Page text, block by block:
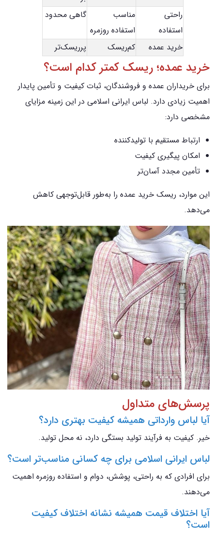
راحتی
استفاده
مناسب
استفاده روزمره
گاهی محدود
خرید عمده کم‌ریسک پرریسک‌تر
خرید عمده؛ ریسک کمتر کدام است؟
برای خریداران عمده و فروشندگان، ثبات کیفیت و تأمین پایدار
اهمیت زیادی دارد. لباس ایرانی اسلامی در این زمینه مزایای
مشخصی دارد:
ارتباط مستقیم با تولیدکننده
امکان پیگیری کیفیت
تأمین مجدد آسان‌تر
این موارد، ریسک خرید عمده را به‌طور قابل‌توجهی کاهش
می‌دهد.
پرسش‌های متداول
آیا لباس وارداتی همیشه کیفیت بهتری دارد؟
خیر. کیفیت به فرآیند تولید بستگی دارد، نه محل تولید.
لباس ایرانی اسلامی برای چه کسانی مناسب‌تر است؟
برای افرادی که به راحتی، پوشش، دوام و استفاده روزمره اهمیت
می‌دهند.
آیا اختلاف قیمت همیشه نشانه اختلاف کیفیت
است؟